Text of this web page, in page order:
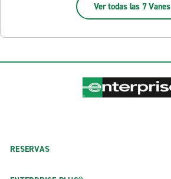
Ver todas las 7 Vanes
RESERVAS